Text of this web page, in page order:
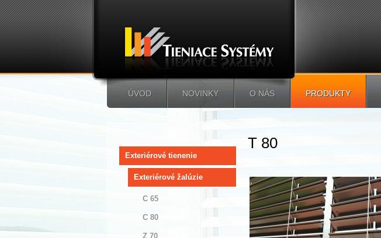
ÚVOD NOVINKY O NÁS PRODUKTY
Exteriérové tienenie
Exteriérové žalúzie
C 65
C 80
Z 70
T 80